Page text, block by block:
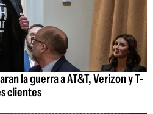
la guerra a AT&T, Verizon y T-
clientes